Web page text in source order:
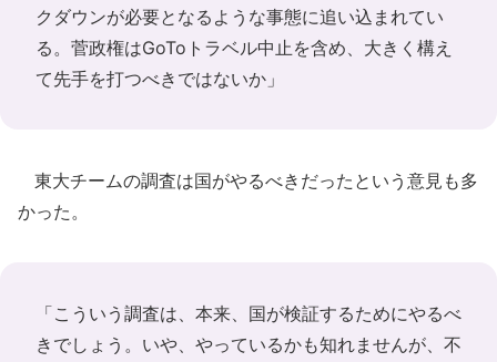
クダウンが必要となるような事態に追い込まれてい
る。菅政権はGoToトラベル中止を含め、大きく構え
て先手を打つべきではないか」
東大チームの調査は国がやるべきだったという意見も多
かった。
「こういう調査は、本来、国が検証するためにやるべ
きでしょう。いや、やっているかも知れませんが、不